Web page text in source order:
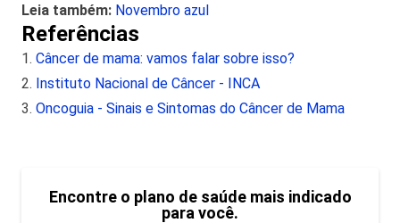
Leia também: Novembro azul
Referências
Câncer de mama: vamos falar sobre isso?
Instituto Nacional de Câncer - INCA
Oncoguia - Sinais e Sintomas do Câncer de Mama
Encontre o plano de saúde mais indicado
para você.